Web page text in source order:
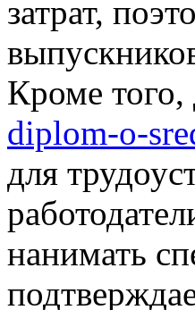
затрат,
Кроме
diplom-o-
для
нанимать